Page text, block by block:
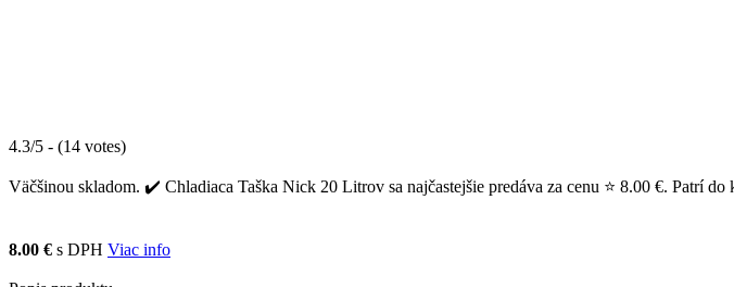
4.3/5 - (14 votes)
Väčšinou skladom. ✔️ Chladiaca Taška Nick 20 Litrov sa najčastejšie predáva za cenu ⭐ 8.00 €. Patrí
8.00 € s DPH Viac info